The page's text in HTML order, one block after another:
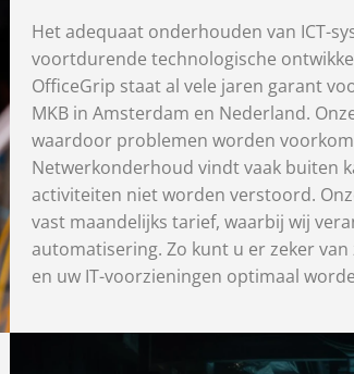
Het adequaat onderhouden van ICT-
voortdurende technologische
OfficeGrip staat al vele jaren garant
MKB in Amsterdam en Nederland.
waardoor problemen worden
Netwerkonderhoud vindt vaak buiten
activiteiten niet worden verstoord.
vast maandelijks tarief, waarbij wij
automatisering. Zo kunt u er zeker
en uw IT-voorzieningen optimaal